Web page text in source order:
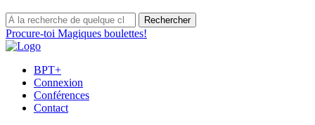
Procure-toi Magiques boulettes!
BPT+
Connexion
Conférences
Contact